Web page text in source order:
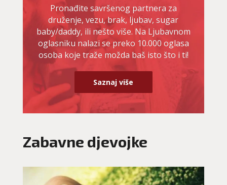
Pronađite savršenog partnera za
druženje, vezu, brak, ljubav, sugar
baby/daddy, ili nešto više. Na Ljubavnom
oglasniku nalazi se preko 10.000 oglasa
osoba koje traže možda baš isto što i ti!
Saznaj više
Zabavne djevojke